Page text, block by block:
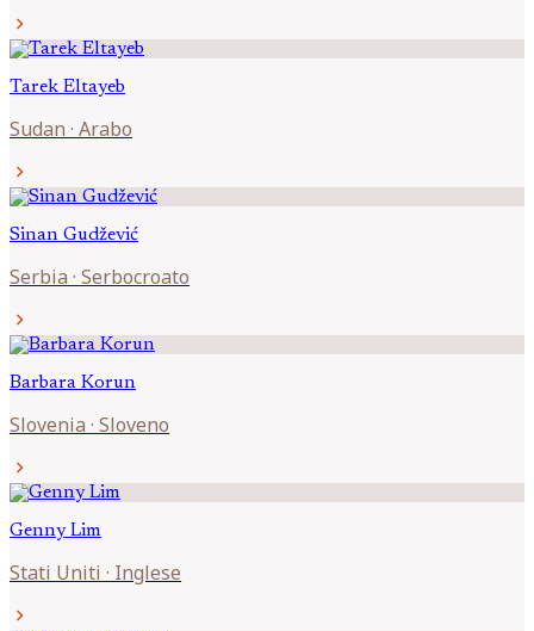
chevron_right
Tarek Eltayeb
Sudan · Arabo
chevron_right
Sinan Gudžević
Serbia · Serbocroato
chevron_right
Barbara Korun
Slovenia · Sloveno
chevron_right
Genny Lim
Stati Uniti · Inglese
chevron_right